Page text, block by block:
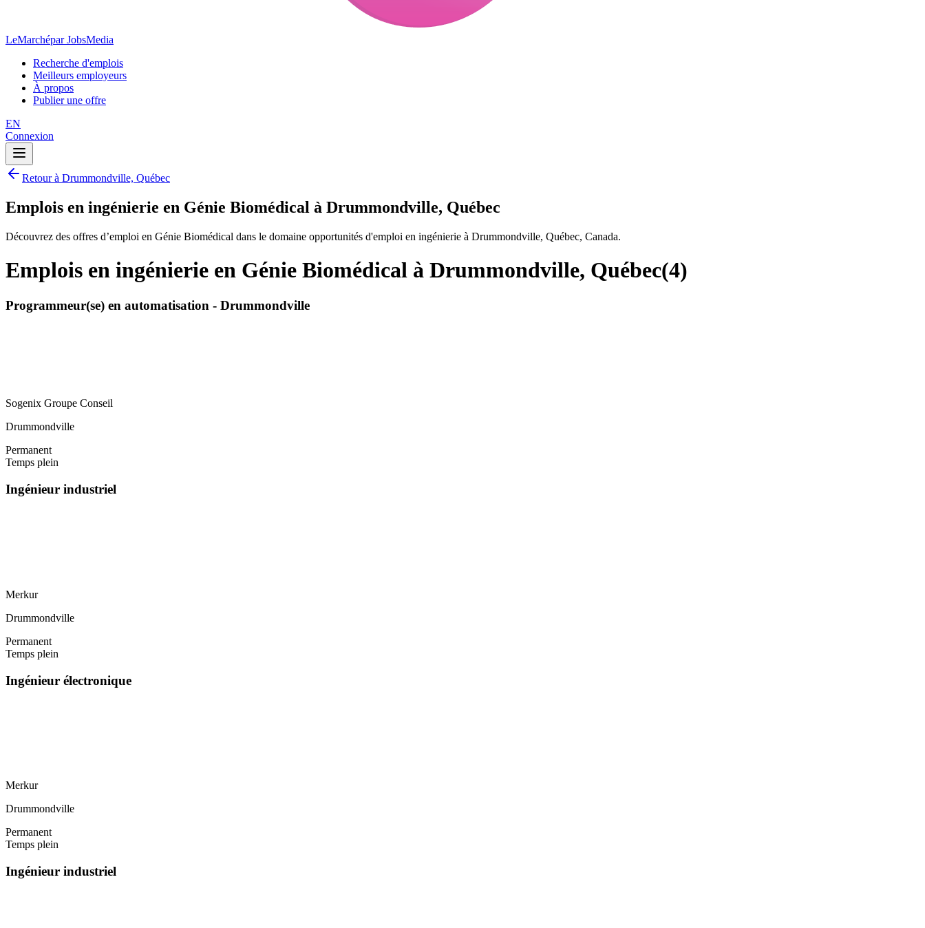
LeMarchépar JobsMedia
Recherche d'emplois
Meilleurs employeurs
À propos
Publier une offre
EN
Connexion
Retour à Drummondville, Québec
Emplois en ingénierie en Génie Biomédical à Drummondville, Québec
Découvrez des offres d’emploi en Génie Biomédical dans le domaine opportunités d'emploi en ingénierie à Drummondville, Québec, Canada.
Emplois en ingénierie en Génie Biomédical à Drummondville, Québec(4)
Programmeur(se) en automatisation - Drummondville
Sogenix Groupe Conseil
Drummondville
Permanent
Temps plein
Ingénieur industriel
Merkur
Drummondville
Permanent
Temps plein
Ingénieur électronique
Merkur
Drummondville
Permanent
Temps plein
Ingénieur industriel